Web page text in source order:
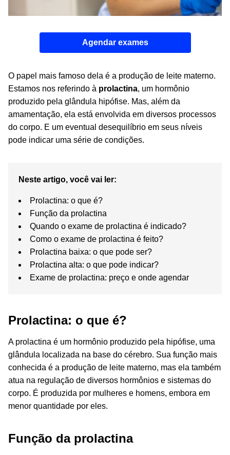
Agendar exames
O papel mais famoso dela é a produção de leite materno.
Estamos nos referindo à prolactina, um hormônio
produzido pela glândula hipófise. Mas, além da
amamentação, ela está envolvida em diversos processos
do corpo. E um eventual desequilíbrio em seus níveis
pode indicar uma série de condições.
Neste artigo, você vai ler:
Prolactina: o que é?
Função da prolactina
Quando o exame de prolactina é indicado?
Como o exame de prolactina é feito?
Prolactina baixa: o que pode ser?
Prolactina alta: o que pode indicar?
Exame de prolactina: preço e onde agendar
Prolactina: o que é?
A prolactina é um hormônio produzido pela hipófise, uma
glândula localizada na base do cérebro. Sua função mais
conhecida é a produção de leite materno, mas ela também
atua na regulação de diversos hormônios e sistemas do
corpo. É produzida por mulheres e homens, embora em
menor quantidade por eles.
Função da prolactina